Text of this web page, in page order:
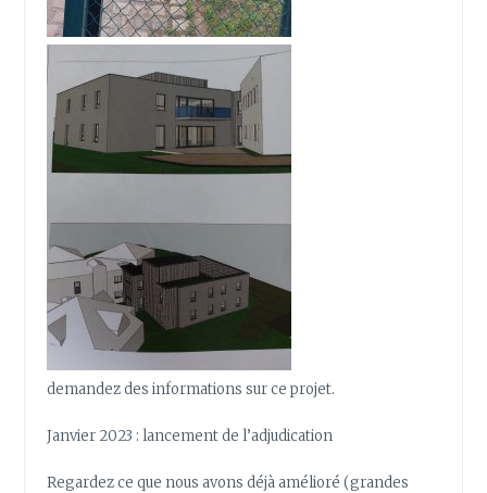
demandez des informations sur ce projet.
Janvier 2023 : lancement de l’adjudication
Regardez ce que nous avons déjà amélioré (grandes